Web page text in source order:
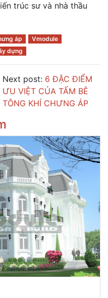
trúc sư và nhà thầu
áp
Vmodule
dựng
Next post: 6 ĐẶC ĐIỂM
ƯU VIỆT CỦA TẤM BÊ
TÔNG KHÍ CHƯNG ÁP